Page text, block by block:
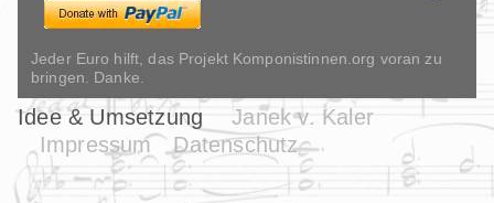
Jeder Euro hilft, das Projekt Komponistinnen.org voran zu
bringen. Danke.
Idee & Umsetzung
Janek v. Kaler
Impressum
Datenschutz